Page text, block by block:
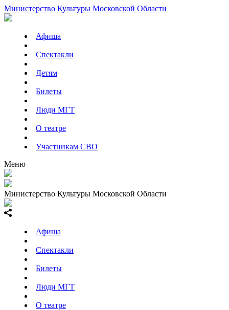
Министерство Культуры Московской Области
Афиша
Спектакли
Детям
Билеты
Люди МГТ
О театре
Участникам СВО
Меню
Министерство Культуры Московской Области
Афиша
Спектакли
Билеты
Люди МГТ
О театре